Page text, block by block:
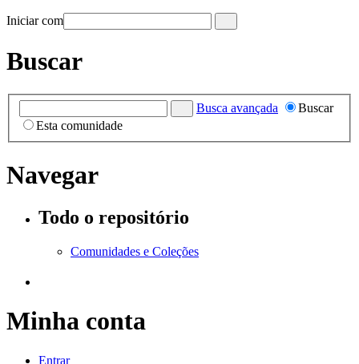
Iniciar com
Buscar
Busca avançada
Buscar
Esta comunidade
Navegar
Todo o repositório
Comunidades e Coleções
Minha conta
Entrar